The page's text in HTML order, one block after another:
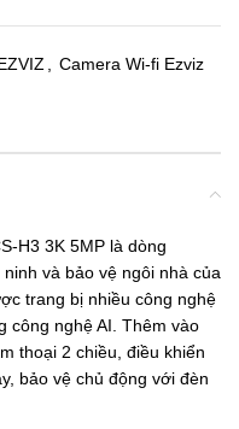
, Camera Wi-fi Ezviz
H3 3K 5MP là dòng
và bảo vệ ngôi nhà của
trang bị nhiều công nghệ
công nghệ AI. Thêm vào
thoại 2 chiều, điều khiển
bảo vệ chủ động với đèn